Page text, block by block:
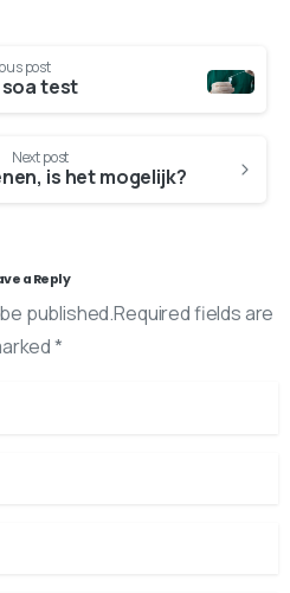
post
test
Next post
is het mogelijk?
a Reply
published.Required fields are
*